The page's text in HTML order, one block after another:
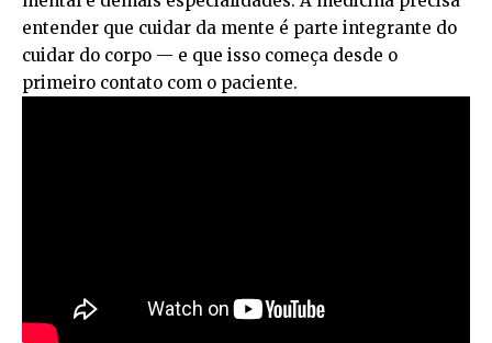
entender que cuidar da mente é parte integrante do
cuidar do corpo — e que isso começa desde o
primeiro contato com o paciente.